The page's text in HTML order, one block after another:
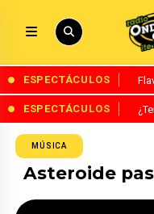
ESPECTÁCULOS
ESPECTÁCULOS
MÚSICA
Asteroide